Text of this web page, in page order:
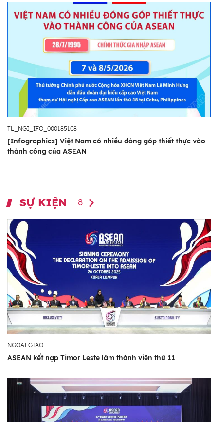
TL_NGI_IFO_000185108
[Infographics] Việt Nam có nhiều đóng góp thiết thực vào
thành công của ASEAN
SỰ KIỆN 8
NGOẠI GIAO
ASEAN kết nạp Timor Leste làm thành viên thứ 11